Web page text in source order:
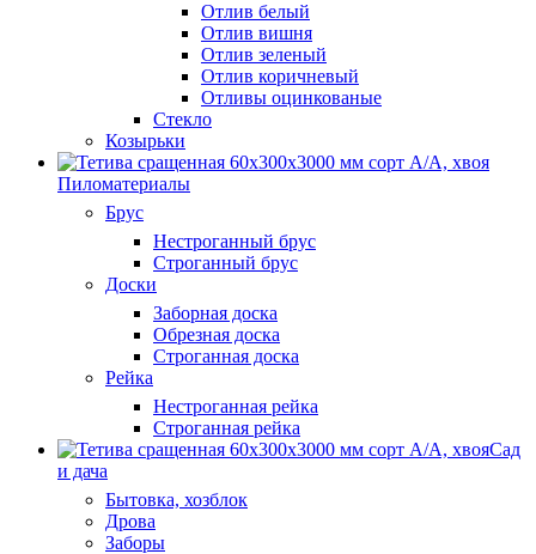
Отлив белый
Отлив вишня
Отлив зеленый
Отлив коричневый
Отливы оцинкованые
Стекло
Козырьки
Пиломатериалы
Брус
Нестроганный брус
Строганный брус
Доски
Заборная доска
Обрезная доска
Строганная доска
Рейка
Нестроганная рейка
Строганная рейка
Сад
и дача
Бытовка, хозблок
Дрова
Заборы